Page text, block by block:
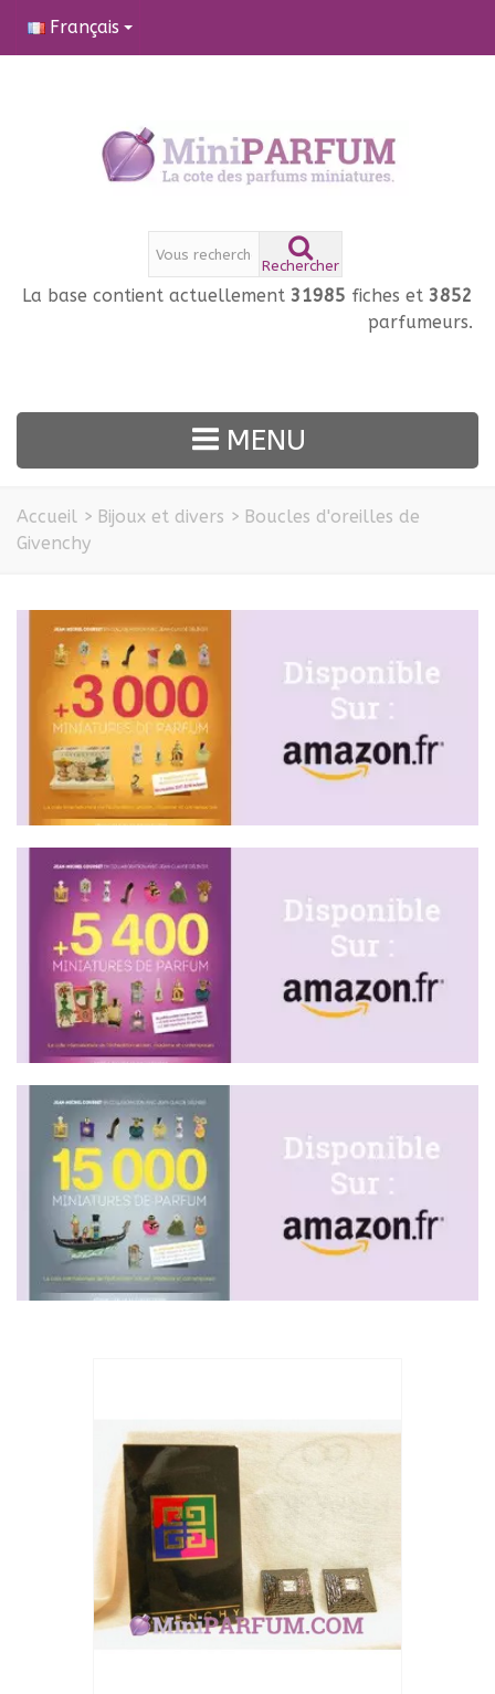
Français
Rechercher
La base contient actuellement 31985 fiches et 3852
parfumeurs.
MENU
Accueil > Bijoux et divers > Boucles d'oreilles de
Givenchy